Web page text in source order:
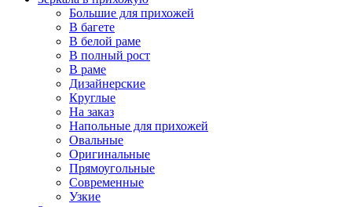
Большие для прихожей
В багете
В белой раме
В полный рост
В раме
Дизайнерские
Круглые
На заказ
Напольные для прихожей
Овальные
Оригинальные
Прямоугольные
Современные
Узкие